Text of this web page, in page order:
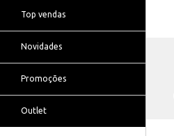
Top vendas
Novidades
Promoções
Outlet